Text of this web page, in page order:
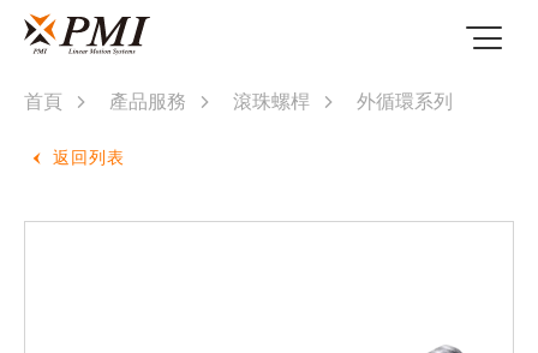
首頁 產品服務 滾珠螺桿 外循環系列
返回列表